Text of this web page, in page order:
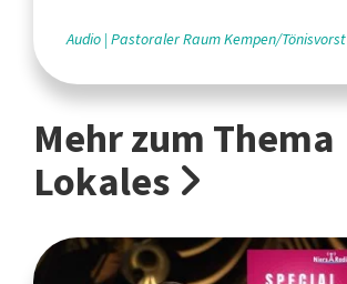
Audio Pastoraler Raum Kempen/Tönisvorst
Mehr zum Thema
Lokales